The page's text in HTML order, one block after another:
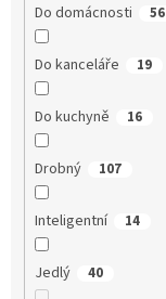
Do domácnosti 56
Do kanceláře 19
Do kuchyně 16
Drobný 107
Inteligentní 14
Jedlý 40